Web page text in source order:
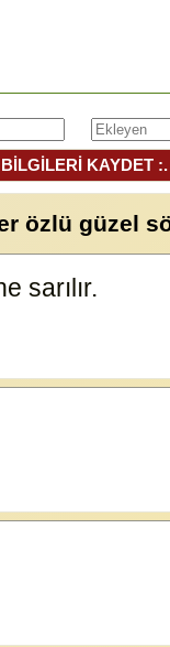
KAYDET :.
özlü güzel
sarılır.